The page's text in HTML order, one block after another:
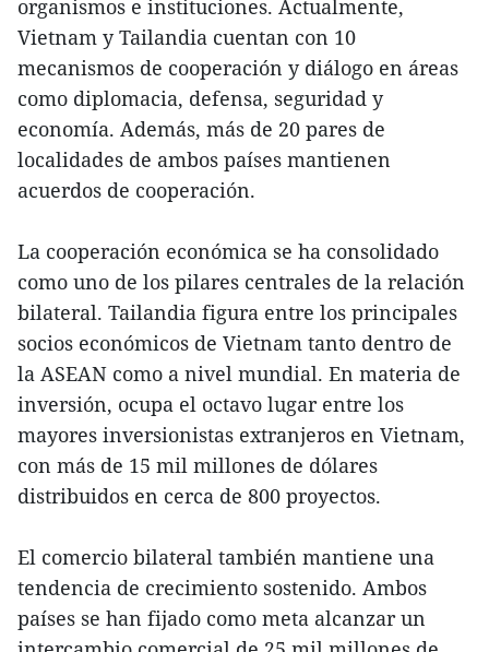
organismos e instituciones. Actualmente,
Vietnam y Tailandia cuentan con 10
mecanismos de cooperación y diálogo en áreas
como diplomacia, defensa, seguridad y
economía. Además, más de 20 pares de
localidades de ambos países mantienen
acuerdos de cooperación.
La cooperación económica se ha consolidado
como uno de los pilares centrales de la relación
bilateral. Tailandia figura entre los principales
socios económicos de Vietnam tanto dentro de
la ASEAN como a nivel mundial. En materia de
inversión, ocupa el octavo lugar entre los
mayores inversionistas extranjeros en Vietnam,
con más de 15 mil millones de dólares
distribuidos en cerca de 800 proyectos.
El comercio bilateral también mantiene una
tendencia de crecimiento sostenido. Ambos
países se han fijado como meta alcanzar un